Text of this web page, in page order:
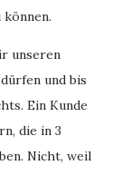
unseren
und bis
Ein Kunde
die in 3
Nicht, weil